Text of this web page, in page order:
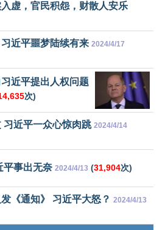
虚，官民积怨，财散人安乐
近平噩梦陆续有来 2024/4/17
近平提出人权问题
次)
习近平一众心惊肉跳 2024/4/14
平事出无奈 2024/4/13 (31,904次)
《通知》 习近平大怒？ 2024/4/13